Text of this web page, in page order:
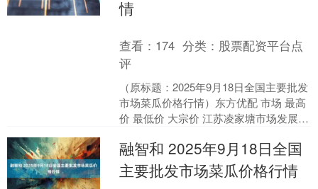
情
查看： 174 分类： 股票配资平台点
评
（原标题：2025年9月18日全国主要批发
市场菜瓜价格行情）东方优配 市场 最高
价 最低价 大宗价 江苏凌家塘市场发展有
融智和 2025年9月18日全国
主要批发市场菜瓜价格行情